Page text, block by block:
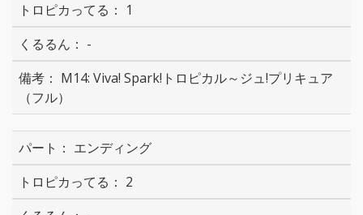
1
-
M14: Viva! Spark!トロピカル～ジュ!プリキュア
（フル）
エンディング
2